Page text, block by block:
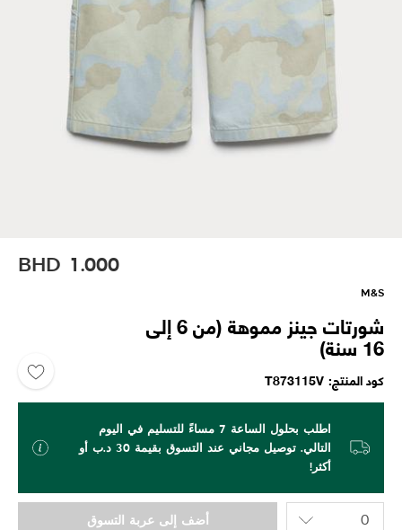
BHD 1.000
M&S
شورتات جينز مموهة (من 6 إلى
16 سنة)
كود المنتج T873115V
اطلب بحلول الساعة 7 مساءً للتسليم في اليوم
التالي. توصيل مجاني عند التسوق بقيمة 30 د.ب أو
أكثر!
أضف إلى عربة التسوق